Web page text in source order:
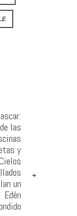
las
y
un
Edén